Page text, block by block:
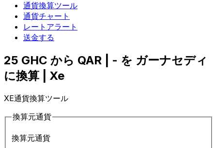
通貨換算ツール
通貨チャート
レートアラート
送金する
25 GHC から QAR | - を ガーナセディ
に換算 | Xe
XE通貨換算ツール
換算元通貨
換算元通貨